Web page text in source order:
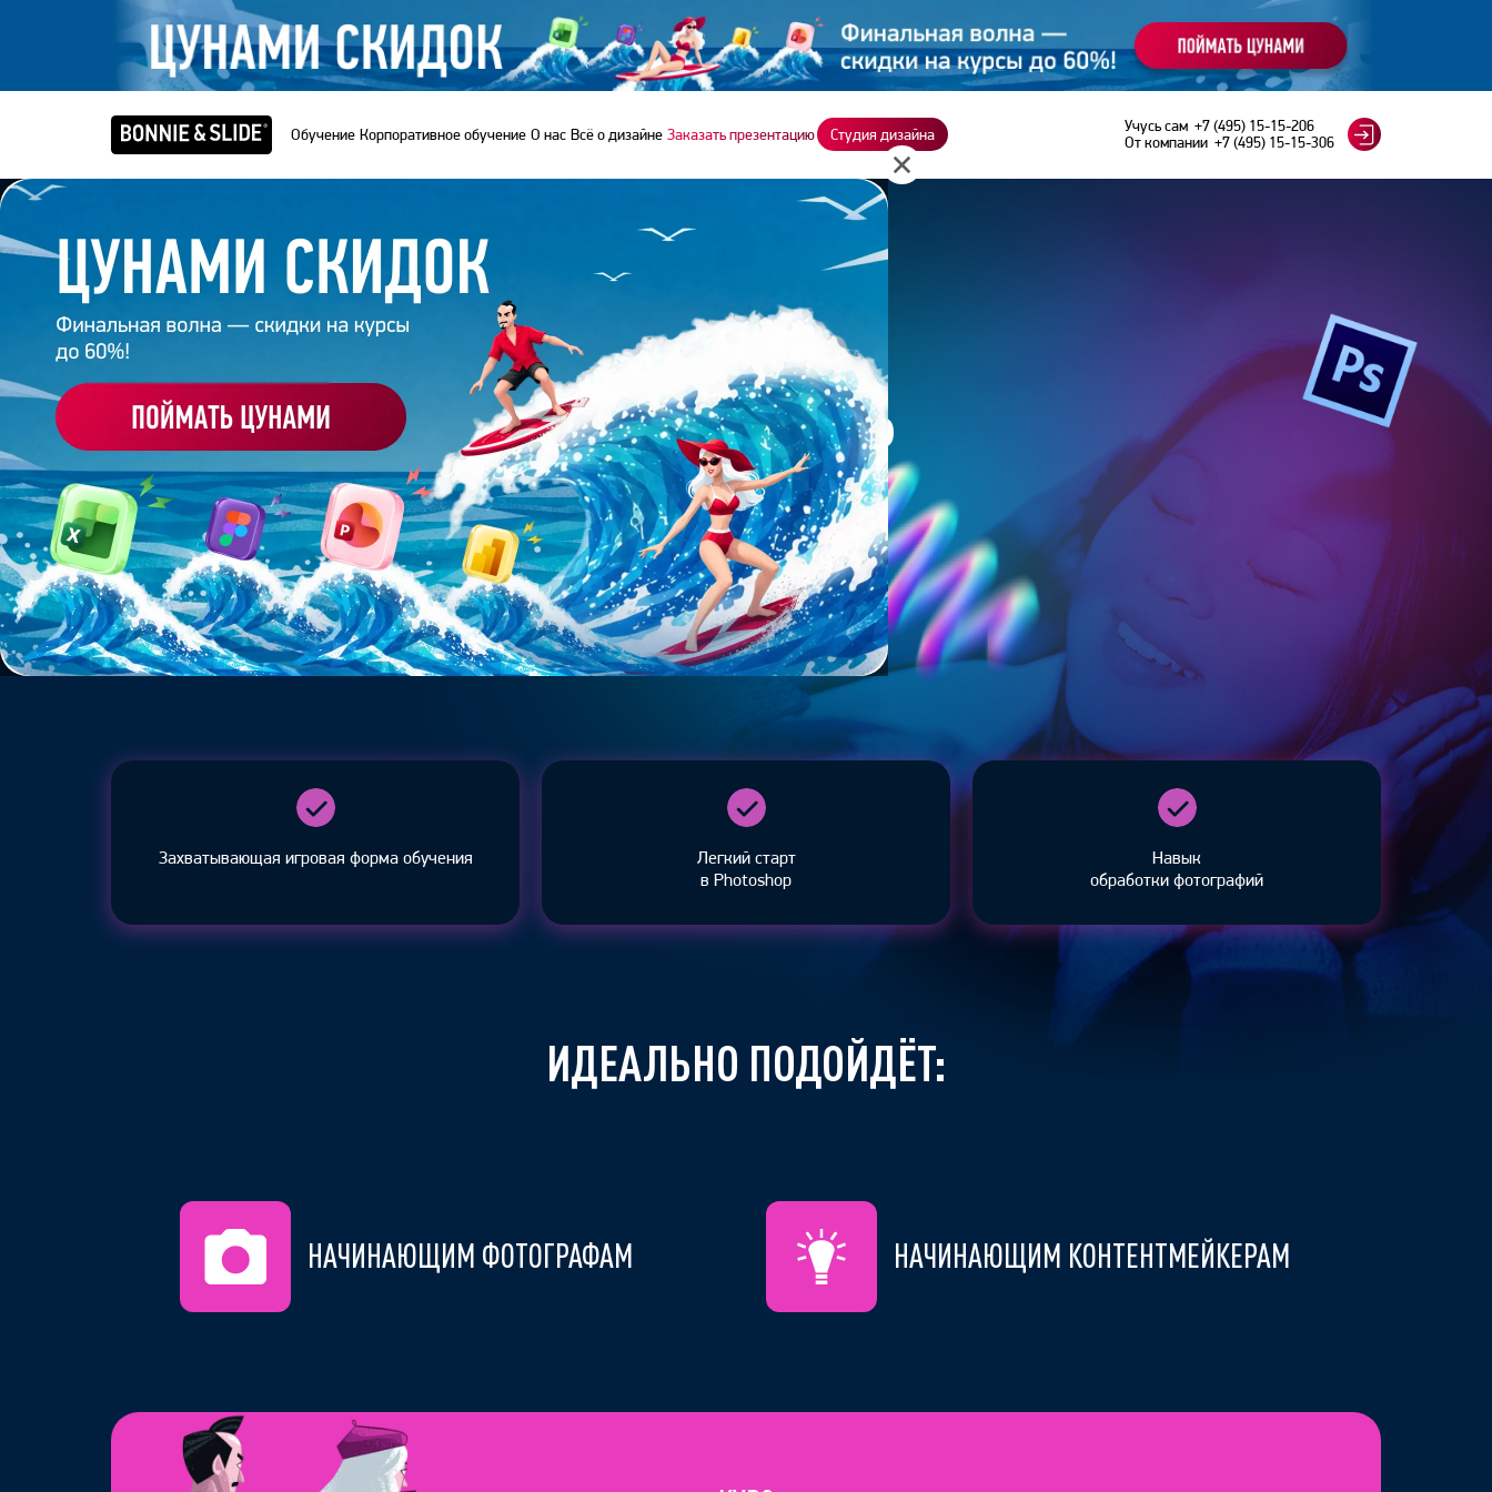
Обучение Корпоративное обучение О нас Всё о дизайне Заказать презентацию Студия дизайна Учусь сам +7 (495) 15-15-206
От компании +7 (495) 15-15-306
Главная/ Курсы /Курс Основы ретуши и цветокоррекции в Photoshop
КУРС ОСНОВЫ РЕТУШИ И
ЦВЕТОКОРРЕКЦИИ В PHOTOSHOP
Освойте инструмент Ретушь на практике! Данный курс –
идеальный способ познакомиться с Adobe Photoshop
НАЧАТЬУЧИТЬСЯ
Захватывающая игровая форма обучения
Легкий старт
в Photoshop
Навык
обработки фотографий
ИДЕАЛЬНО ПОДОЙДЁТ:
НАЧИНАЮЩИМ ФОТОГРАФАМ НАЧИНАЮЩИМ КОНТЕНТМЕЙКЕРАМ